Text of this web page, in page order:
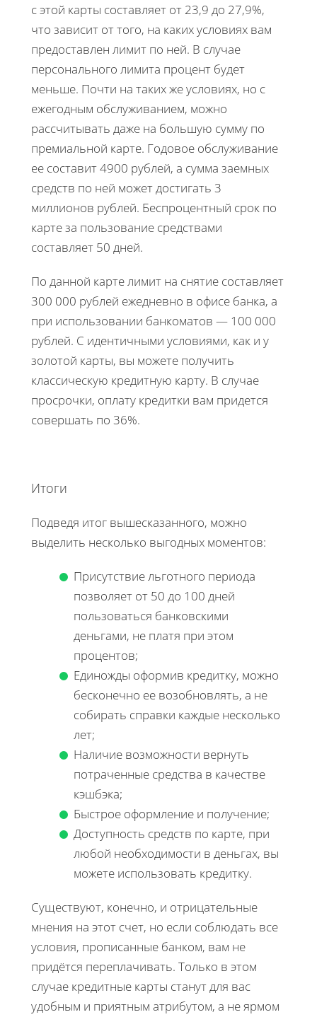
с этой карты составляет от 23,9 до 27,9%,
что зависит от того, на каких условиях вам
предоставлен лимит по ней. В случае
персонального лимита процент будет
меньше. Почти на таких же условиях, но с
ежегодным обслуживанием, можно
рассчитывать даже на большую сумму по
премиальной карте. Годовое обслуживание
ее составит 4900 рублей, а сумма заемных
средств по ней может достигать 3
миллионов рублей. Беспроцентный срок по
карте за пользование средствами
составляет 50 дней.
По данной карте лимит на снятие составляет
300 000 рублей ежедневно в офисе банка, а
при использовании банкоматов — 100 000
рублей. С идентичными условиями, как и у
золотой карты, вы можете получить
классическую кредитную карту. В случае
просрочки, оплату кредитки вам придется
совершать по 36%.
Итоги
Подведя итог вышесказанного, можно
выделить несколько выгодных моментов:
Присутствие льготного периода
позволяет от 50 до 100 дней
пользоваться банковскими
деньгами, не платя при этом
процентов;
Единожды оформив кредитку, можно
бесконечно ее возобновлять, а не
собирать справки каждые несколько
лет;
Наличие возможности вернуть
потраченные средства в качестве
кэшбэка;
Быстрое оформление и получение;
Доступность средств по карте, при
любой необходимости в деньгах, вы
можете использовать кредитку.
Существуют, конечно, и отрицательные
мнения на этот счет, но если соблюдать все
условия, прописанные банком, вам не
придётся переплачивать. Только в этом
случае кредитные карты станут для вас
удобным и приятным атрибутом, а не ярмом